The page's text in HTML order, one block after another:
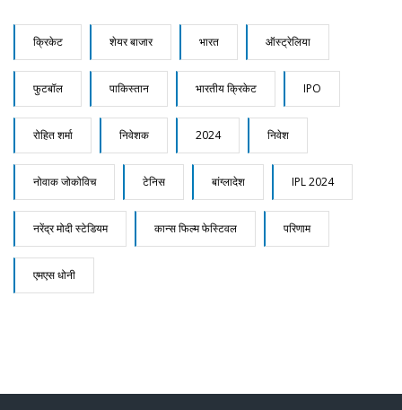
क्रिकेट शेयर बाजार भारत ऑस्ट्रेलिया
फुटबॉल पाकिस्तान भारतीय क्रिकेट IPO
रोहित शर्मा निवेशक 2024 निवेश
नोवाक जोकोविच टेनिस बांग्लादेश IPL 2024
नरेंद्र मोदी स्टेडियम कान्स फिल्म फेस्टिवल परिणाम
एमएस धोनी